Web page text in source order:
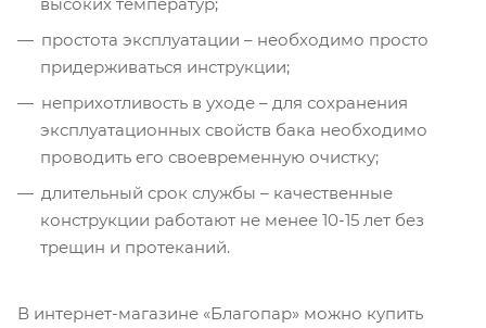
простота эксплуатации – необходимо просто
придерживаться инструкции;
неприхотливость в уходе – для сохранения
эксплуатационных свойств бака необходимо
проводить его своевременную очистку;
длительный срок службы – качественные
конструкции работают не менее 10-15 лет без
трещин и протеканий.
В интернет-магазине «Благопар» можно купить